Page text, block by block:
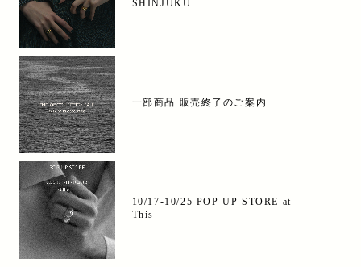
SHINJUKU
一部商品 販売終了のご案内
10/17-10/25 POP UP STORE at
This___